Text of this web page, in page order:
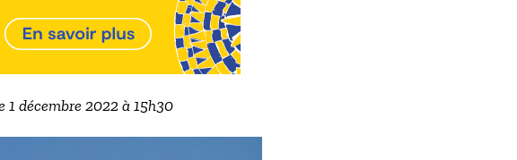
décembre 2022 à 15h30